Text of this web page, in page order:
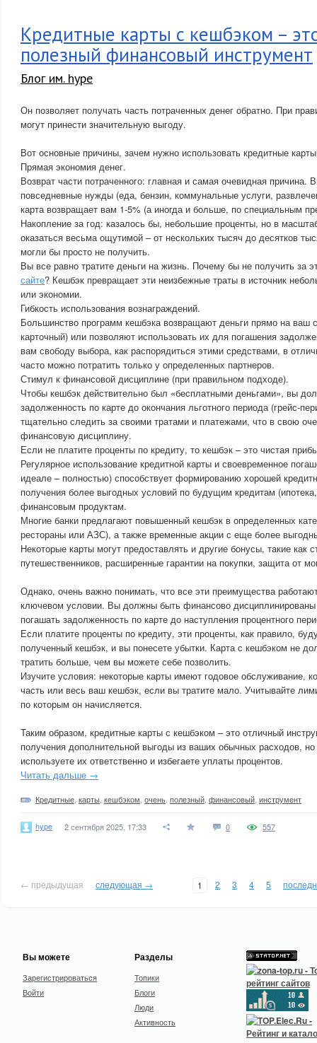
Кредитные карты с кешбэком –
полезный финансовый инструмент
Блог им. hype
Он позволяет получать часть потраченных денег обратно. При
могут принести значительную выгоду.
Вот основные причины, зачем нужно использовать кредитные
Прямая экономия денег.
Возврат части потраченного: главная и самая очевидная причина.
повседневные нужды (еда, бензин, коммунальные услуги,
карта возвращает вам 1-5% (а иногда и больше, по специальным
Накопление за год: казалось бы, небольшие проценты, но в
оказаться весьма ощутимой – от нескольких тысяч до десятков
могли бы просто не получить.
Вы все равно тратите деньги на жизнь. Почему бы не получить за
сайте? Кешбэк превращает эти неизбежные траты в источник
или экономии.
Гибкость использования вознаграждений.
Большинство программ кешбэка возвращают деньги прямо на ваш
карточный) или позволяют использовать их для погашения
вам свободу выбора, как распорядиться этими средствами, в
часто можно потратить только у определенных партнеров.
Стимул к финансовой дисциплине (при правильном подходе).
Чтобы кешбэк действительно был «бесплатными деньгами», вы
задолженность по карте до окончания льготного периода (грейс-
тщательно следить за своими тратами и платежами, что в свою
финансовую дисциплину.
Если не платите проценты по кредиту, то кешбэк – это чистая
Регулярное использование кредитной карты и своевременное
идеале – полностью) способствует формированию хорошей
получения более выгодных условий по будущим кредитам
финансовым продуктам.
Многие банки предлагают повышенный кешбэк в определенных
рестораны или АЗС), а также временные акции с еще более
Некоторые карты могут предоставлять и другие бонусы, такие как
путешественников, расширенные гарантии на покупки, защита от
Однако, очень важно понимать, что все эти преимущества
ключевом условии. Вы должны быть финансово дисциплинированы
погашать задолженность по карте до наступления процентного
Если платите проценты по кредиту, эти проценты, как правило,
полученный кешбэк, и вы понесете убытки. Карта с кешбэком не
тратить больше, чем вы можете себе позволить.
Изучите условия: некоторые карты имеют годовое обслуживание,
часть или весь ваш кешбэк, если вы тратите мало. Учитывайте
по которым он начисляется.
Таким образом, кредитные карты с кешбэком – это отличный
получения дополнительной выгоды из ваших обычных расходов,
используете их ответственно и избегаете уплаты процентов.
Читать дальше →
Кредитные карты кешбэком очень полезный финансовый инструмент
hype 2 сентября 2025, 17:33 0 557
← предыдущая следующая → 1 2 3 4 5
Вы можете
Зарегистрироваться
Войти
Разделы
Топики
Блоги
Люди
Активность